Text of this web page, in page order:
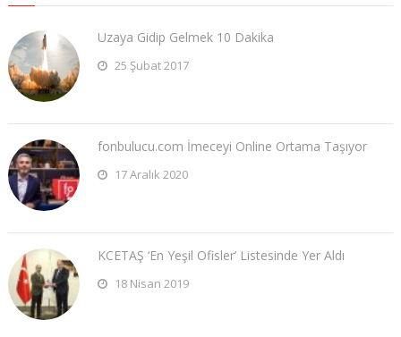
Uzaya Gidip Gelmek 10 Dakika
25 Şubat 2017
fonbulucu.com İmeceyi Online Ortama Taşıyor
17 Aralık 2020
KCETAŞ ‘En Yeşil Ofisler’ Listesinde Yer Aldı
18 Nisan 2019